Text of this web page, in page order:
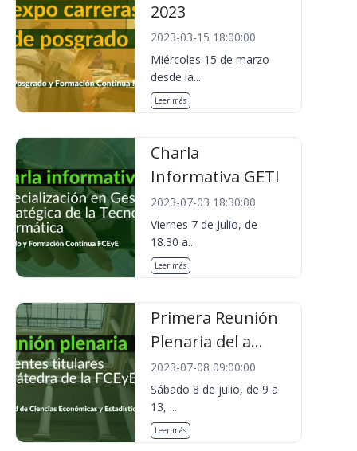
2023
2023-03-15 18:00:00
Miércoles 15 de marzo
desde la...
Leer más
Charla
Informativa GETI
2023-07-03 18:30:00
Viernes 7 de Julio, de
18.30 a...
Leer más
Primera Reunión
Plenaria del a...
2023-07-08 09:00:00
Sábado 8 de julio, de 9 a
13, ...
Leer más